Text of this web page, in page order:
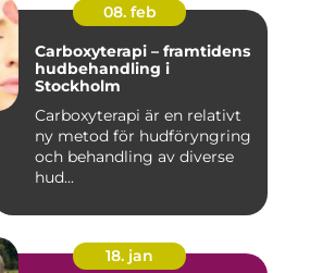
08. feb
Carboxyterapi – framtidens
hudbehandling i
Stockholm
Carboxyterapi är en relativt
ny metod för hudföryngring
och behandling av diverse
hud...
18. jan